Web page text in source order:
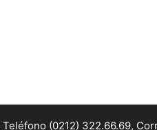
Teléfono (0212) 322.66.69,